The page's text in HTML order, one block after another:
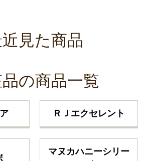
見た商品
の商品一覧
ＲＪエクセレント
マヌカハニーシリー